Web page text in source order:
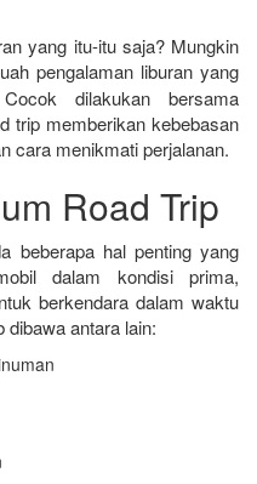
yang itu-itu saja? Mungkin
pengalaman liburan yang
dilakukan bersama
trip memberikan kebebasan
cara menikmati perjalanan.
Road Trip
beberapa hal penting yang
dalam kondisi prima,
berkendara dalam waktu
dibawa antara lain: